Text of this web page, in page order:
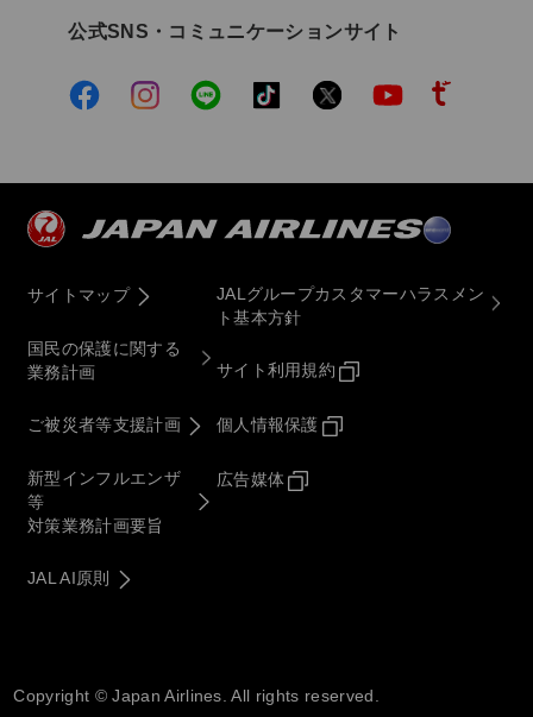
公式SNS・コミュニケーションサイト
サイトマップ
国民の保護に関する
業務計画
ご被災者等支援計画
新型インフルエンザ
等
対策業務計画要旨
JAL AI原則
JALグループカスタマーハラスメン
ト基本方針
サイト利用規約
個人情報保護
広告媒体
Copyright © Japan Airlines. All rights reserved.